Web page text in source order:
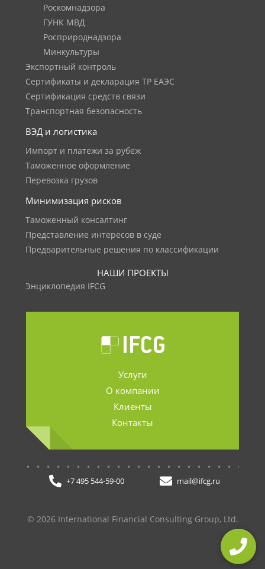
Роскомнадзора
ГУНК МВД
Росприроднадзора
Минкультуры
Экспортный контроль
Сертификаты и декларация ТР ЕАЭС
Сертификация средств связи
Транспортная безопасность
ВЭД и логистика
Импорт и платежи за рубеж
Таможенное оформление
Перевозка грузов
Минимизация рисков
Таможенный консалтинг
Представление интересов в суде
Предварительные решения по классификации
НАШИ ПРОЕКТЫ
Энциклопедия IFCG
Услуги
О компании
Клиенты
Контакты
+7 495 544-59-00 mail@ifcg.ru
© 2026 International Financial Consulting Group, Ltd.